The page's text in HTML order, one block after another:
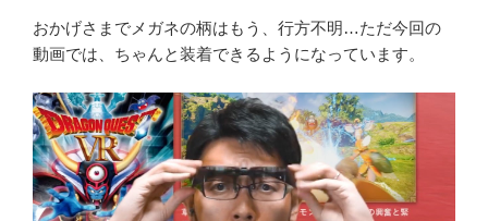
おかげさまでメガネの柄はもう、行方不明…ただ今回の
動画では、ちゃんと装着できるようになっています。